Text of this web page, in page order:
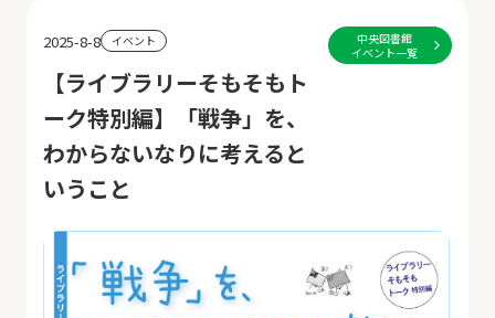
2025-8-8 イベント
【ライブラリーそもそもト
ーク特別編】「戦争」を、
わからないなりに考えると
いうこと
中央図書館
イベント一覧